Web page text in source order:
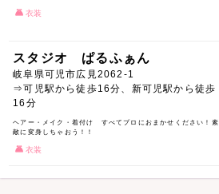
衣装
スタジオ ぱるふぁん
岐阜県可児市広見2062-1
⇒可児駅から徒歩16分、新可児駅から徒歩
16分
ヘアー・メイク・着付け すべてプロにおまかせください！素
敵に変身しちゃおう！！
衣装